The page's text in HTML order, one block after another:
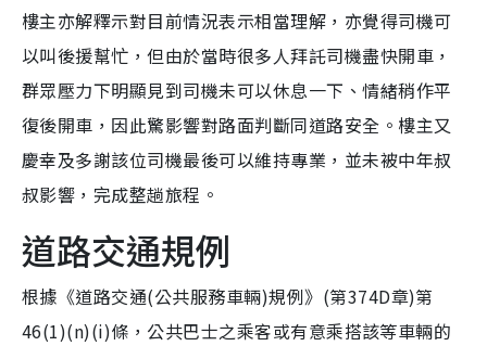
樓主亦解釋示對目前情況表示相當理解，亦覺得司機可
以叫後援幫忙，但由於當時很多人拜託司機盡快開車，
群眾壓力下明顯見到司機未可以休息一下、情緒稍作平
復後開車，因此驚影響對路面判斷同道路安全。樓主又
慶幸及多謝該位司機最後可以維持專業，並未被中年叔
叔影響，完成整趟旅程。
道路交通規例
根據《道路交通(公共服務車輛)規例》(第374D章)第
46(1)(n)(i)條，公共巴士之乘客或有意乘搭該等車輛的